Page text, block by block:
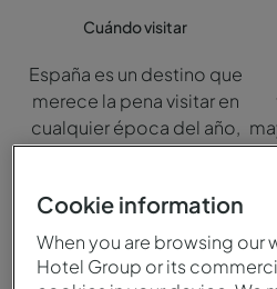
Cuándo visitar
España es un destino que
merece la pena visitar en
cualquier época del año,
tanto por sus ciudades
energía repartidas por las
diferentes regiones del
país, como por sus
Cookie information
When you are browsing our
Hotel Group or its